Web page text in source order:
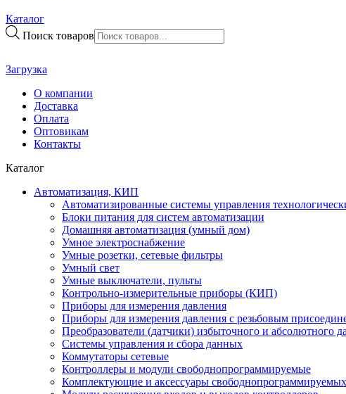
Каталог
Поиск товаров
Загрузка
О компании
Доставка
Оплата
Оптовикам
Контакты
Каталог
Автоматизация, КИП
Автоматизированные системы управления
Блоки питания для систем автоматизации
Домашняя автоматизация (умный дом)
Умное электроснабжение
Умные розетки, сетевые фильтры
Умный свет
Умные выключатели, пульты
Контрольно-измерительные приборы (КИП)
Приборы для измерения давления
Приборы для измерения давления с резьбовым
Преобразователи (датчики) избыточного и абсолютного
Системы управления и сбора данных
Коммутаторы сетевые
Контроллеры и модули свободнопрограммируемые
Комплектующие и аксессуары